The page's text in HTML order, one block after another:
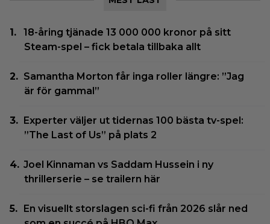
18-åring tjänade 13 000 000 kronor på sitt
Steam-spel – fick betala tillbaka allt
Samantha Morton får inga roller längre: ”Jag
är för gammal”
Experter väljer ut tidernas 100 bästa tv-spel:
”The Last of Us” på plats 2
Joel Kinnaman vs Saddam Hussein i ny
thrillerserie – se trailern här
En visuellt storslagen sci-fi från 2026 slår ned